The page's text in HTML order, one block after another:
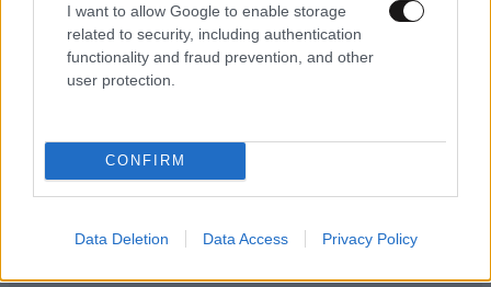
I want to allow Google to enable storage
related to security, including authentication
functionality and fraud prevention, and other
user protection.
CONFIRM
Data Deletion Data Access Privacy Policy